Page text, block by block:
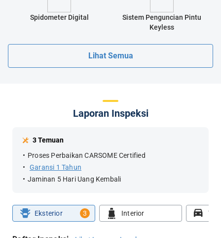
Spidometer Digital
Sistem Penguncian Pintu
Keyless
Lihat Semua
Laporan Inspeksi
3 Temuan
Proses Perbaikan CARSOME Certified
Garansi 1 Tahun
Jaminan 5 Hari Uang Kembali
Eksterior 3 Interior